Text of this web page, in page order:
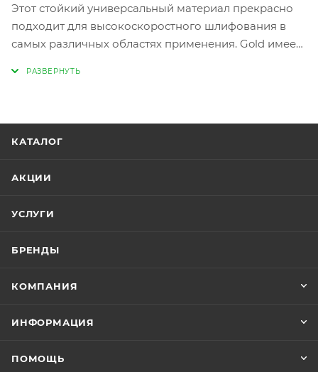
Этот стойкий универсальный материал прекрасно
подходит для высокоскоростного шлифования в
самых различных областях применения. Gold имеет
КАТАЛОГ
АКЦИИ
УСЛУГИ
БРЕНДЫ
КОМПАНИЯ
ИНФОРМАЦИЯ
ПОМОЩЬ